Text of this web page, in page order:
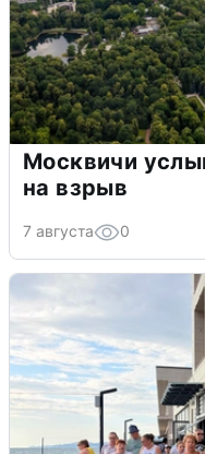
Москвичи
на взрыв
7 августа 0